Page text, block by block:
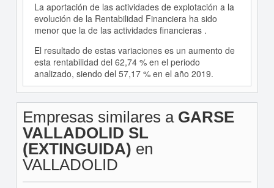
La aportación de las actividades de explotación a la
evolución de la Rentabilidad Financiera ha sido
menor que la de las actividades financieras .
El resultado de estas variaciones es un aumento de
esta rentabilidad del 62,74 % en el periodo
analizado, siendo del 57,17 % en el año 2019.
Empresas similares a GARSE
VALLADOLID SL
(EXTINGUIDA) en
VALLADOLID